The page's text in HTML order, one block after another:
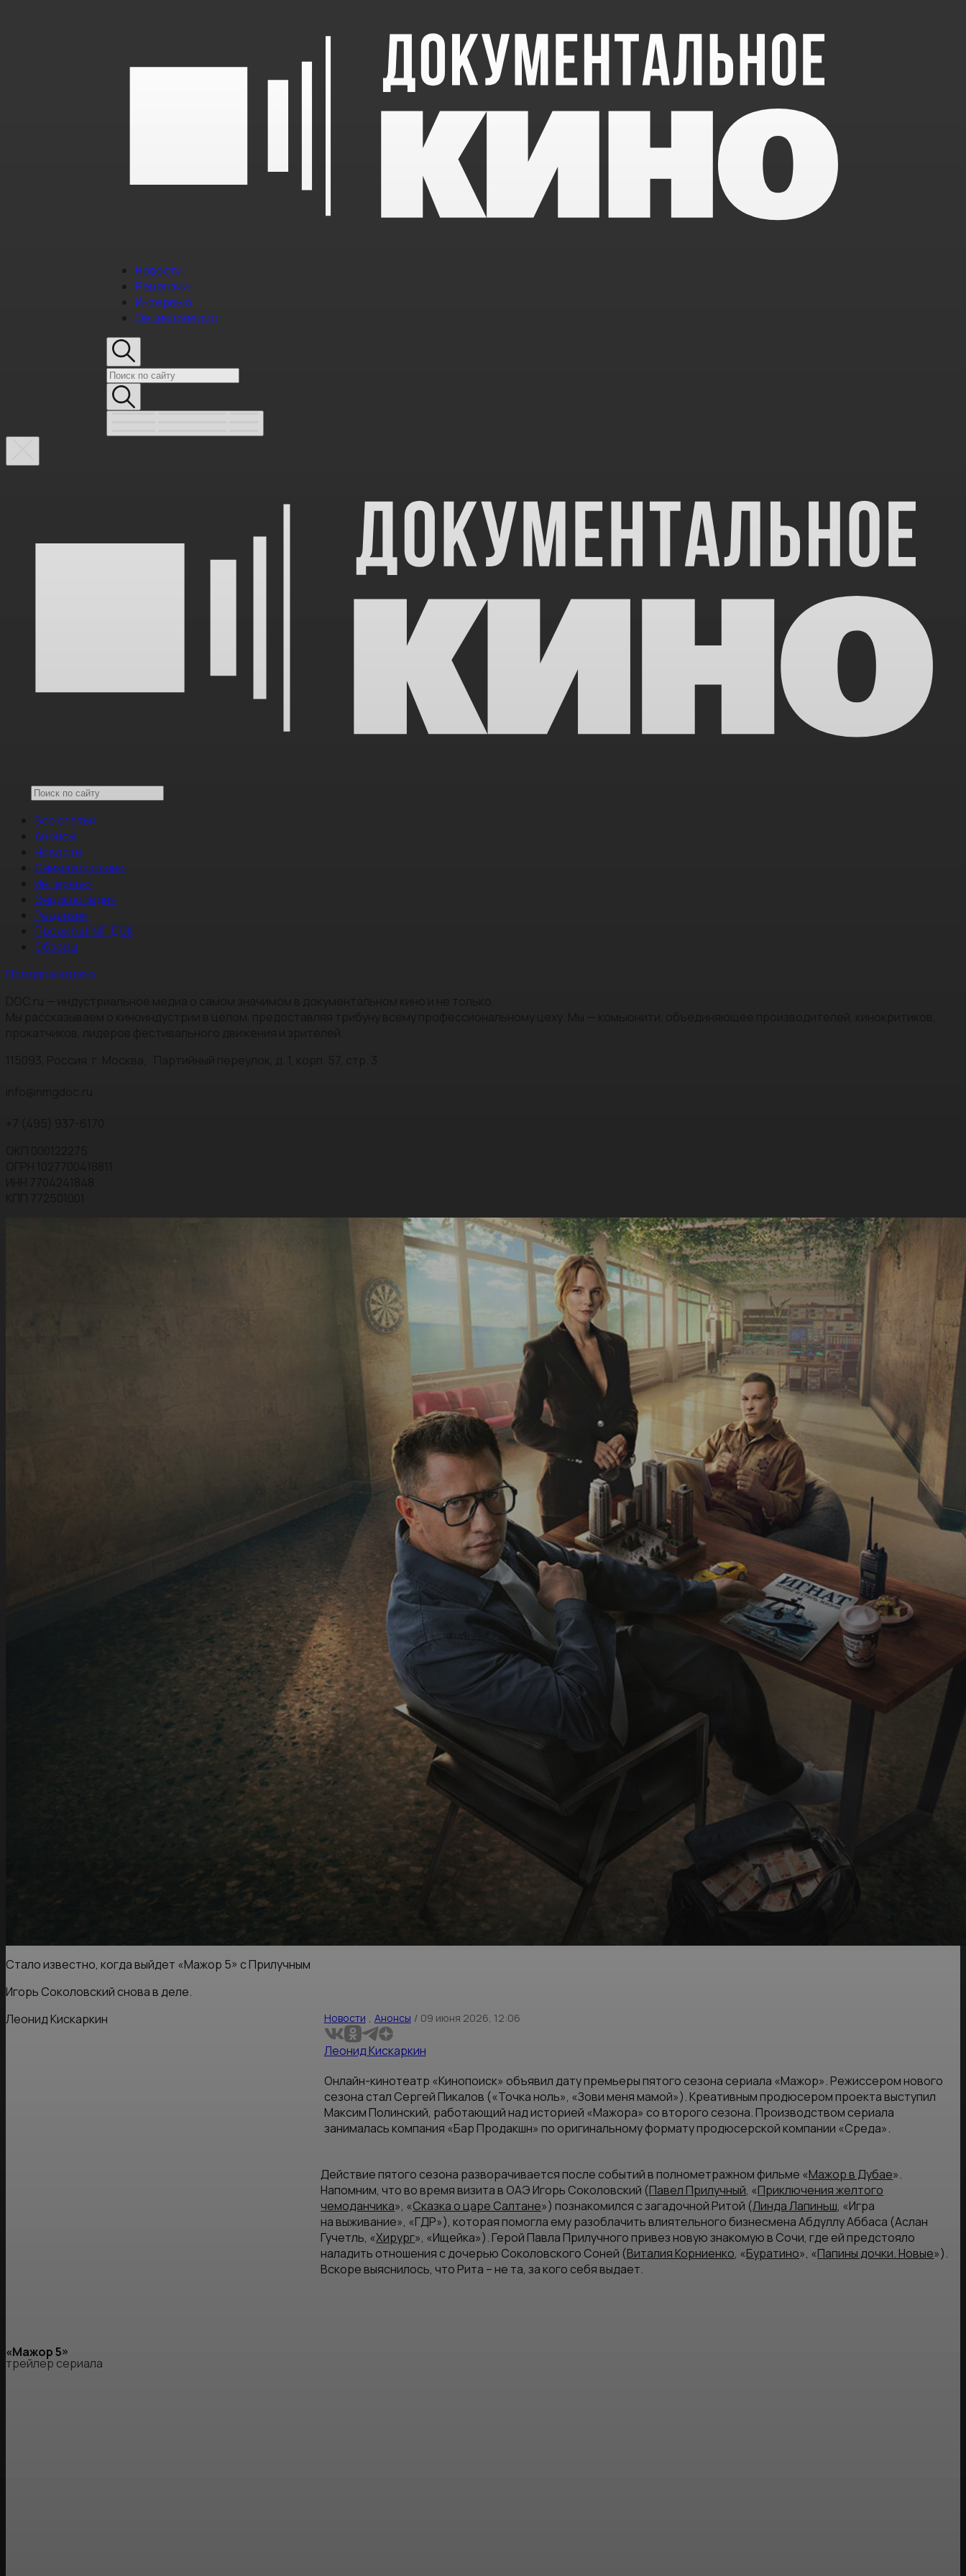
Новости
Рецензии
Интервью
Энциклопедия
Все статьи
Анонсы
Новости
Снимается кино
Интервью
Энциклопедия
Рецензии
Проекты НМГ ДОК
Обзоры
Предложи идею
Стало известно, когда выйдет «Мажор 5» с Прилучным
Игорь Соколовский снова в деле.
Леонид Кискаркин
Новости , Анонсы / 09 июня 2026, 12:06
Леонид Кискаркин
Онлайн-кинотеатр «Кинопоиск» объявил дату премьеры пятого сезона сериала «Мажор». Режиссером нового
сезона стал Сергей Пикалов («Точка ноль», «Зови меня мамой»). Креативным продюсером проекта выступил
Максим Полинский, работающий над историей «Мажора» со второго сезона. Производством сериала
занималась компания «Бар Продакшн» по оригинальному формату продюсерской компании «Среда».
Действие пятого сезона разворачивается после событий в полнометражном фильме «Мажор в Дубае».
Напомним, что во время визита в ОАЭ Игорь Соколовский (Павел Прилучный, «Приключения желтого
чемоданчика», «Сказка о царе Салтане») познакомился с загадочной Ритой (Линда Лапиньш, «Игра
на выживание», «ГДР»), которая помогла ему разоблачить влиятельного бизнесмена Абдуллу Аббаса (Аслан
Гучетль, «Хирург», «Ищейка»). Герой Павла Прилучного привез новую знакомую в Сочи, где ей предстояло
наладить отношения с дочерью Соколовского Соней (Виталия Корниенко, «Буратино», «Папины дочки. Новые»).
Вскоре выяснилось, что Рита – не та, за кого себя выдает.
«Мажор 5»
трейлер сериала